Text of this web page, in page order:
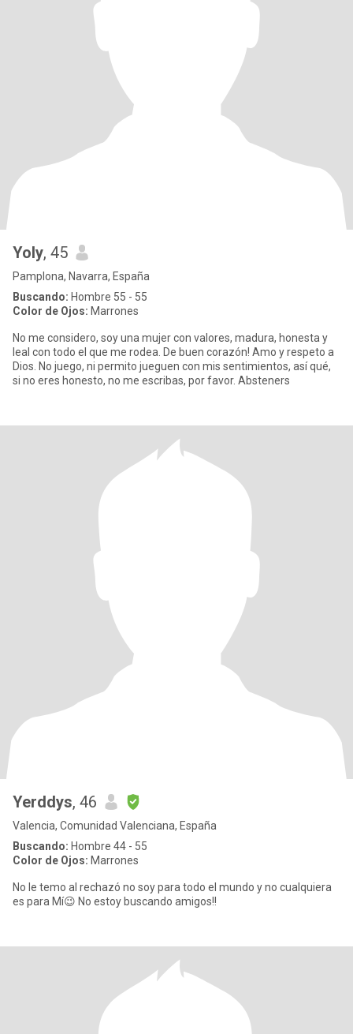
Yoly, 45
Pamplona, Navarra, España
Buscando: Hombre 55 - 55
Color de Ojos: Marrones
No me considero, soy una mujer con valores, madura, honesta y
leal con todo el que me rodea. De buen corazón! Amo y respeto a
Dios. No juego, ni permito jueguen con mis sentimientos, así qué,
si no eres honesto, no me escribas, por favor. Absteners
Yerddys, 46
Valencia, Comunidad Valenciana, España
Buscando: Hombre 44 - 55
Color de Ojos: Marrones
No le temo al rechazó no soy para todo el mundo y no cualquiera
es para Mí😉 No estoy buscando amigos!!